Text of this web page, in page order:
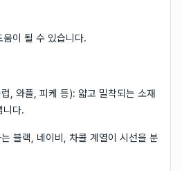
이 될 수 있습니다.
, 와플, 피케 등): 얇고 밀착되는 소재
니다.
블랙, 네이비, 차콜 계열이 시선을 분